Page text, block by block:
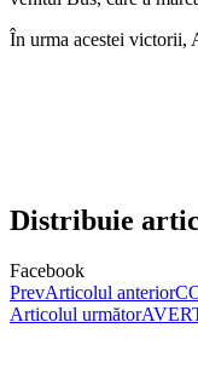
În urma acestei victorii,
Distribuie
Facebook
PrevArticolul anterior
Articolul următor